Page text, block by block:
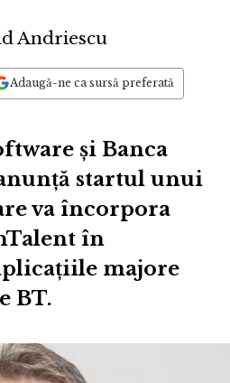
Andriescu
Adaugă-ne ca sursă preferată
şi Banca
startul unui
va încorpora
în
majore
BT.